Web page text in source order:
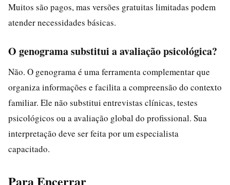
Muitos são pagos, mas versões gratuitas limitadas podem
atender necessidades básicas.
O genograma substitui a avaliação psicológica?
Não. O genograma é uma ferramenta complementar que
organiza informações e facilita a compreensão do contexto
familiar. Ele não substitui entrevistas clínicas, testes
psicológicos ou a avaliação global do profissional. Sua
interpretação deve ser feita por um especialista
capacitado.
Para Encerrar